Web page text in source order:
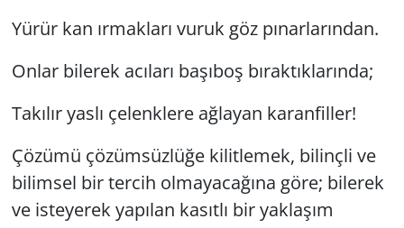
Yürür kan ırmakları vuruk göz pınarlarından.
Onlar bilerek acıları başıboş bıraktıklarında;
Takılır yaslı çelenklere ağlayan karanfiller!
Çözümü çözümsüzlüğe kilitlemek, bilinçli ve
bilimsel bir tercih olmayacağına göre; bilerek
ve isteyerek yapılan kasıtlı bir yaklaşım